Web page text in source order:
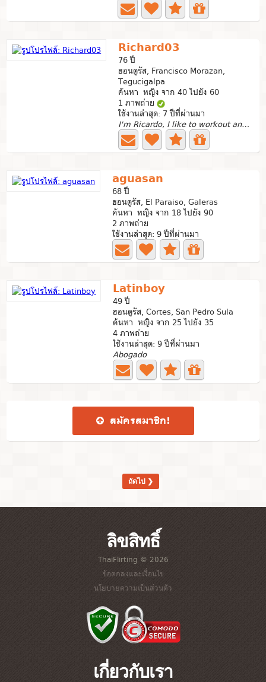
Richard03
76 ปี
ฮอนดูรัส, Francisco Morazan,
Tegucigalpa
ค้นหา หญิง จาก 40 ไปยัง 60
1 ภาพถ่าย
ใช้งานล่าสุด: 7 ปีที่ผ่านมา
I'm Ricardo, I like to workout and listen music.
aguasan
68 ปี
ฮอนดูรัส, El Paraiso, Galeras
ค้นหา หญิง จาก 18 ไปยัง 90
2 ภาพถ่าย
ใช้งานล่าสุด: 9 ปีที่ผ่านมา
Latinboy
49 ปี
ฮอนดูรัส, Cortes, San Pedro Sula
ค้นหา หญิง จาก 25 ไปยัง 35
4 ภาพถ่าย
ใช้งานล่าสุด: 9 ปีที่ผ่านมา
Abogado
สมัคร​สมาชิก​!
ถัดไป ❯
ลิขสิทธิ์
ThaiFlirting © 2026
ข้อตกลงและเงื่อนไข
นโยบายความเป็นส่วนตัว
เกี่ยวกับเรา